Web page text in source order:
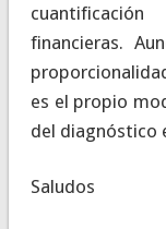
financieras.
es el propio
del diagnóstico
Saludos